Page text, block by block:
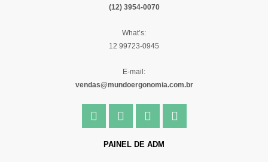
(12) 3954-0070
What’s:
12 99723-0945
E-mail:
vendas@mundoergonomia.com.br
F
a
I
n
t
Y
o
t
L
i
PAINEL DE ADM